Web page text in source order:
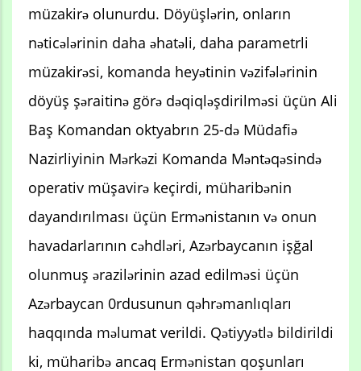
müzakirə olunurdu. Döyüşlərin, onların
nəticələrinin daha əhatəli, daha parametrli
müzakirəsi, komanda heyətinin vəzifələrinin
döyüş şəraitinə görə dəqiqləşdirilməsi üçün Ali
Baş Komandan oktyabrın 25-də Müdafiə
Nazirliyinin Mərkəzi Komanda Məntəqəsində
operativ müşavirə keçirdi, müharibənin
dayandırılması üçün Ermənistanın və onun
havadarlarının cəhdləri, Azərbaycanın işğal
olunmuş ərazilərinin azad edilməsi üçün
Azərbaycan 0rdusunun qəhrəmanlıqları
haqqında məlumat verildi. Qətiyyətlə bildirildi
ki, müharibə ancaq Ermənistan qoşunları